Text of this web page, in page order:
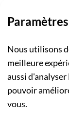
A
Qui
Actualités
NOS
Nous utilisons
meilleure
aussi
pouvoir
vous.